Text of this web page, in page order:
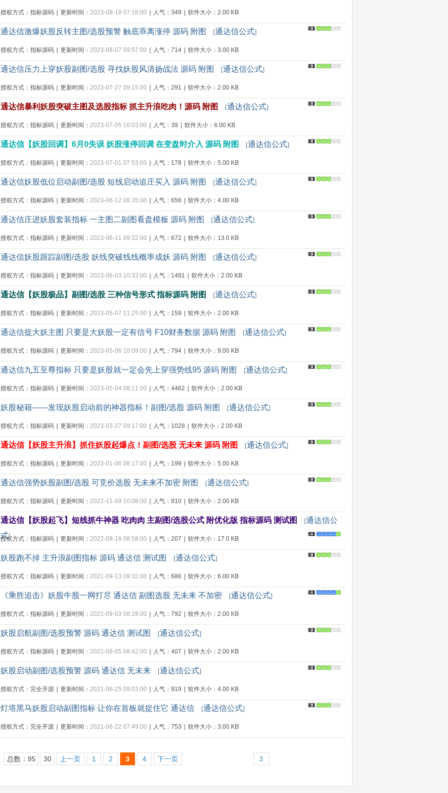
授权方式：指标源码 更新时间： 2023-08-18 07:16:00 人气：349 软件大小：2.00 KB
通达信激爆妖股反转主图/选股预警 触底乖离涨停 源码 附图 [通达信公式]
授权方式：指标源码 更新时间： 2023-08-07 09:57:00 人气：714 软件大小：3.00 KB
通达信压力上穿妖股副图/选股 寻找妖股风清扬战法 源码 附图 [通达信公式]
授权方式：指标源码 更新时间： 2023-07-27 09:15:00 人气：291 软件大小：2.00 KB
通达信暴利妖股突破主图及选股指标 抓主升浪吃肉！源码 附图 [通达信公式]
授权方式：指标源码 更新时间： 2023-07-05 10:03:00 人气：39 软件大小：6.00 KB
通达信【妖股回调】6月0失误 妖股涨停回调 在变盘时介入 源码 附图 [通达信公式]
授权方式：指标源码 更新时间： 2023-07-01 07:53:00 人气：178 软件大小：5.00 KB
通达信妖股低位启动副图/选股 短线启动追庄买入 源码 附图 [通达信公式]
授权方式：指标源码 更新时间： 2023-06-12 08:35:00 人气：656 软件大小：4.00 KB
通达信庄进妖股套装指标 一主图二副图看盘模板 源码 附图 [通达信公式]
授权方式：指标源码 更新时间： 2023-06-11 09:22:00 人气：672 软件大小：13.0 KB
通达信妖股跟踪副图/选股 妖线突破线线概率成妖 源码 附图 [通达信公式]
授权方式：指标源码 更新时间： 2023-06-03 10:33:00 人气：1491 软件大小：2.00 KB
通达信【妖股极品】副图/选股 三种信号形式 指标源码 附图 [通达信公式]
授权方式：指标源码 更新时间： 2023-05-07 11:25:00 人气：159 软件大小：2.00 KB
通达信捉大妖主图 只要是大妖股一定有信号 F10财务数据 源码 附图 [通达信公式]
授权方式：指标源码 更新时间： 2023-05-06 10:09:00 人气：794 软件大小：9.00 KB
通达信九五至尊指标 只要是妖股就一定会先上穿强势线95 源码 附图 [通达信公式]
授权方式：指标源码 更新时间： 2023-05-04 08:11:00 人气：4462 软件大小：2.00 KB
妖股秘籍——发现妖股启动前的神器指标！副图/选股 源码 附图 [通达信公式]
授权方式：指标源码 更新时间： 2023-03-27 09:17:00 人气：1028 软件大小：2.00 KB
通达信【妖股主升浪】抓住妖股起爆点！副图/选股 无未来 源码 附图 [通达信公式]
授权方式：指标源码 更新时间： 2023-01-06 08:17:00 人气：199 软件大小：5.00 KB
通达信强势妖股副图/选股 可竞价选股 无未来不加密 附图 [通达信公式]
授权方式：指标源码 更新时间： 2022-11-09 10:08:00 人气：810 软件大小：2.00 KB
通达信【妖股起飞】短线抓牛神器 吃肉肉 主副图/选股公式 附优化版 指标源码 测试图 [通达信公
式]
授权方式：指标源码 更新时间： 2022-09-16 08:58:00 人气：207 软件大小：17.0 KB
妖股跑不掉 主升浪副图指标 源码 通达信 测试图 [通达信公式]
授权方式：指标源码 更新时间： 2021-09-13 09:32:00 人气：686 软件大小：6.00 KB
《乘胜追击》妖股牛股一网打尽 通达信 副图选股 无未来 不加密 [通达信公式]
授权方式：指标源码 更新时间： 2021-09-03 08:28:00 人气：792 软件大小：2.00 KB
妖股启航副图/选股预警 源码 通达信 测试图 [通达信公式]
授权方式：指标源码 更新时间： 2021-08-05 08:42:00 人气：407 软件大小：2.00 KB
妖股启动副图/选股预警 源码 通达信 无未来 [通达信公式]
授权方式：完全开源 更新时间： 2021-06-25 09:03:00 人气：919 软件大小：4.00 KB
灯塔黑马妖股启动副图指标 让你在首板就捉住它 通达信 [通达信公式]
授权方式：完全开源 更新时间： 2021-06-22 07:49:00 人气：753 软件大小：3.00 KB
总数：95 30 上一页 1 2 3 4 下一页